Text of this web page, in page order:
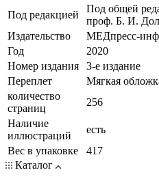
Под редакцией
Под общей
проф. Б. И.
Издательство
МЕДпресс-
Год
2020
Номер издания
3-е издание
Переплет
Мягкая
количество
страниц
256
Наличие
иллюстраций
есть
Вес в упаковке
417
Каталог